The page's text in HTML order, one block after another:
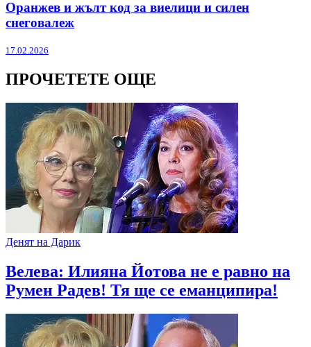
Оранжев и жълт код за виелици и силен
снеговалеж
17.02.2026
ПРОЧЕТЕТЕ ОЩЕ
Денят на Дарик
Велева: Илияна Йотова не е равно на
Румен Радев! Тя ще се еманципира!